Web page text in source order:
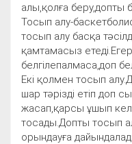
алы,қолға беру,допты
Тосып алу-
тосып алу басқа
қамтамасыз
белгілепалмаса,доп
Екі қолмен тосып
шар тәрізді етіп доп
жасап,қарсы ұшып
тосады.Допты тосып
орындауға